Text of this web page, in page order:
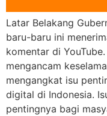
Latar Belakang
baru-baru ini
komentar di
mengancam
mengangkat isu
digital di Indonesia.
pentingnya bagi